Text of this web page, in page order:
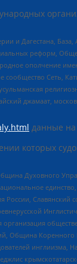
Дагестана,
реформ,
ополчение
Сеть,
джамаат,
данные на
которых
Духовного
Община